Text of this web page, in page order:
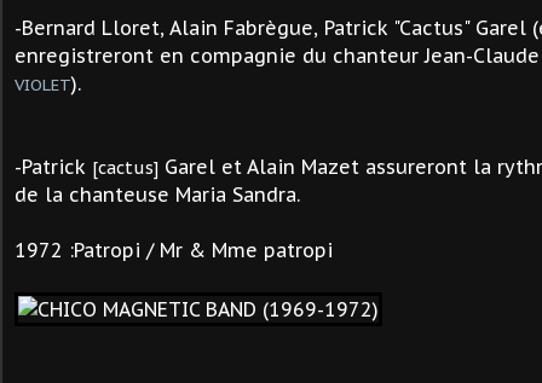
-Bernard Lloret, Alain Fabrègue, Patrick "Cactus" Garel
enregistreront en compagnie du chanteur Jean-
VIOLET).
-Patrick [cactus] Garel et Alain Mazet assureront la
de la chanteuse Maria Sandra.
1972 :Patropi / Mr & Mme patropi